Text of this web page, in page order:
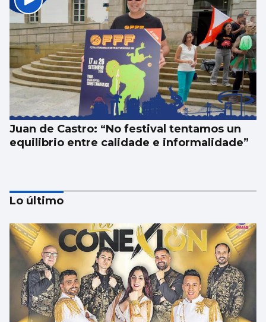
Juan de Castro: “No festival tentamos un
equilibrio entre calidade e informalidade”
SANIDAD
Lo último